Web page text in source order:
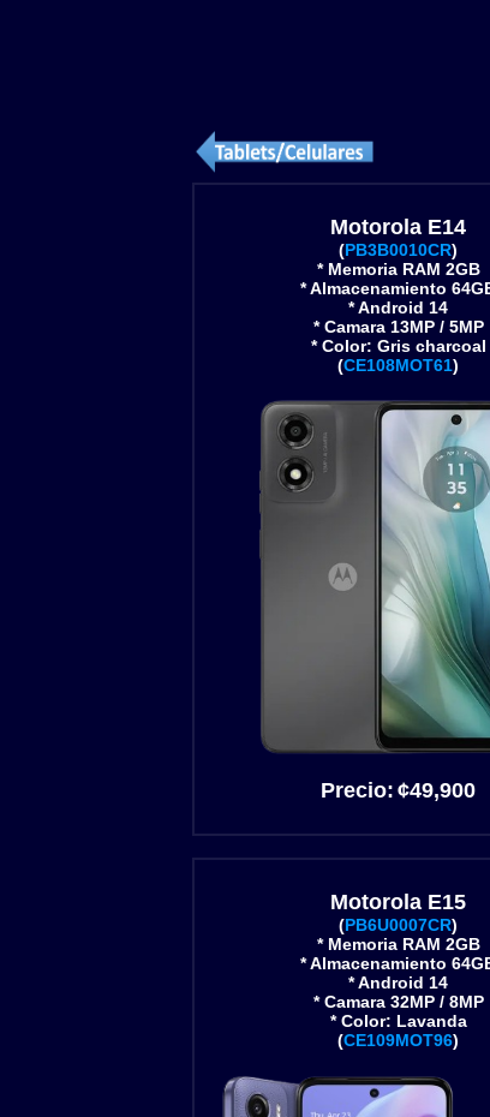
Motorola E14
(PB3B0010CR)
* Memoria RAM 2GB
* Almacenamiento
* Android 14
* Camara 13MP / 5MP
* Color: Gris charcoal
(CE108MOT61)
Precio: ¢49,900
Motorola E15
(PB6U0007CR)
* Memoria RAM 2GB
* Almacenamiento
* Android 14
* Camara 32MP / 8MP
* Color: Lavanda
(CE109MOT96)